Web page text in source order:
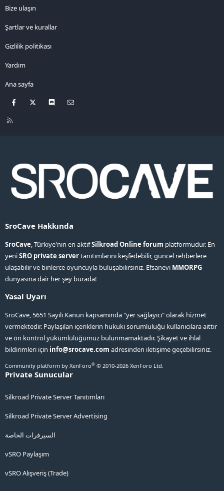
Bize ulaşın
Şartlar ve kurallar
Gizlilik politikası
Yardım
Ana sayfa
Facebook Discord
R
SroCave Hakkında
SroCave, Türkiye'nin en aktifSilkroad Online forum platformudur. En
yeniSRO private servertanıtımlarını keşfedebilir, güncel rehberlere
ulaşabilir ve binlerce oyuncuyla buluşabilirsiniz. Efsanevi MMORPG
dünyasına dair her şey burada!
Yasal Uyarı
SroCave, 5651 Sayılı Kanun kapsamında "yer sağlayıcı" olarak hizmet
vermektedir. Paylaşılan içeriklerin hukuki sorumluluğu kullanıcılara aittir
ve ön kontrol yükümlülüğümüz bulunmamaktadır. Şikayet ve ihlal
bildirimleri için info@srocave.com adresinden iletişime geçebilirsiniz.
Community platform by XenForo® © 2010-2026 XenForo Ltd.
Private Sunucular
Silkroad Private Server Tanıtımları
Silkroad Private Server Advertising
السيرفرات الخاصة
vSRO Paylaşım
vSRO Alışveriş (Trade)